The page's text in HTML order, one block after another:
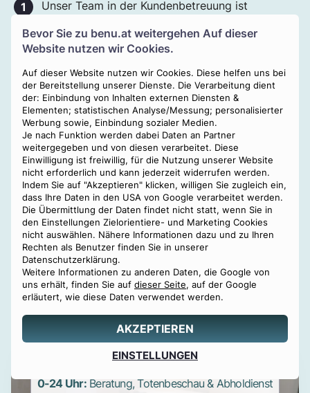
Bevor Sie zu benu.at weitergehen Auf dieser
Website nutzen wir Cookies.
Auf dieser Website nutzen wir Cookies. Diese helfen uns bei
der Bereitstellung unserer Dienste. Die Verarbeitung dient
der: Einbindung von Inhalten externen Diensten &
Elementen; statistischen Analyse/Messung; personalisierter
Werbung sowie, Einbindung sozialer Medien.
Je nach Funktion werden dabei Daten an Partner
weitergegeben und von diesen verarbeitet. Diese
Einwilligung ist freiwillig, für die Nutzung unserer Website
nicht erforderlich und kann jederzeit widerrufen werden.
Indem Sie auf "Akzeptieren" klicken, willigen Sie zugleich ein,
dass Ihre Daten in den USA von Google verarbeitet werden.
Die Übermittlung der Daten findet nicht statt, wenn Sie in
den Einstellungen Zielorientiere- und Marketing Cookies
nicht auswählen. Nähere Informationen dazu und zu Ihren
Rechten als Benutzer finden Sie in unserer
Datenschutzerklärung.
Weitere Informationen zu anderen Daten, die Google von
uns erhält, finden Sie auf dieser Seite, auf der Google
erläutert, wie diese Daten verwendet werden.
AKZEPTIEREN
EINSTELLUNGEN
0800 88 44 04
erstellen
0-24 Uhr:Beratung, Totenbeschau & Abholdienst
Unser Team in der Kundenbetreuung ist
Sie erhalten ein faires Angebot mit einer
individuellen Abschied.
Wir organisierenalle in Österreich möglichen
Bestattungsarten.
Unser Service ist persönlich, kompetent &
empathisch.
In einer schweren Zeit bieten wir Ihnen die
größtmögliche Entlastung.
Ihre Zufriedenheit ist unser größtes Anliegen.
Rufen Sie uns einfach an – rund um die Uhr, sieben
Tage die Woche!